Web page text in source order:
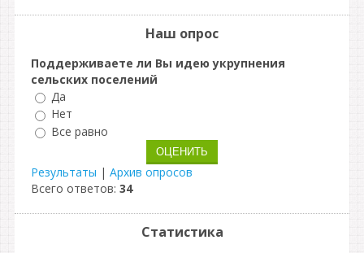
Наш опрос
Поддерживаете ли Вы идею укрупнения
сельских поселений
Да
Нет
Все равно
Результаты | Архив опросов
Всего ответов: 34
Статистика